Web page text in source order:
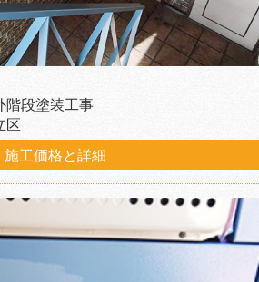
階段塗装工事
区
施工価格と詳細